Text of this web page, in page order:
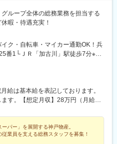
ループ全体の総務業務を担当する
暇・待遇充実！
ク・自転車・マイカー通勤OK！兵
番1└ＪＲ「加古川」駅徒歩7分※マ
に応じて相談可能※受動喫煙対策：
給は基本給を表記しております。
す。【想定月収】28万円（月給23
パー」を展開する神戸物産。
従業員を支える総務スタッフを募集！